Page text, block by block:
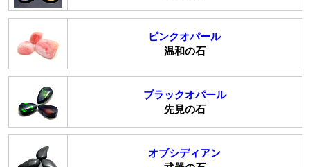
ピンクオパール
温和の石
ブラックオパール
先見の石
オブシディアン